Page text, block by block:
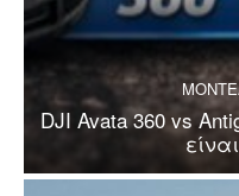
DJI Avata 360 vs